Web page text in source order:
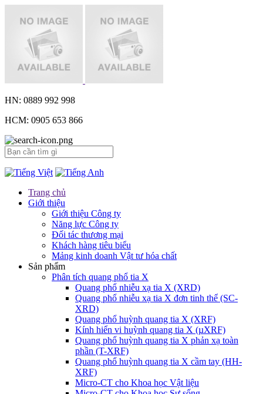
HN: 0889 992 998
HCM: 0905 653 866
Trang chủ
Giới thiệu
Giới thiệu Công ty
Năng lực Công ty
Đối tác thương mại
Khách hàng tiêu biểu
Mảng kinh doanh Vật tư hóa chất
Sản phẩm
Phân tích quang phổ tia X
Quang phổ nhiễu xạ tia X (XRD)
Quang phổ nhiễu xạ tia X đơn tinh thể (SC-
XRD)
Quang phổ huỳnh quang tia X (XRF)
Kính hiển vi huỳnh quang tia X (µXRF)
Quang phổ huỳnh quang tia X phản xạ toàn
phần (T-XRF)
Quang phổ huỳnh quang tia X cầm tay (HH-
XRF)
Micro-CT cho Khoa học Vật liệu